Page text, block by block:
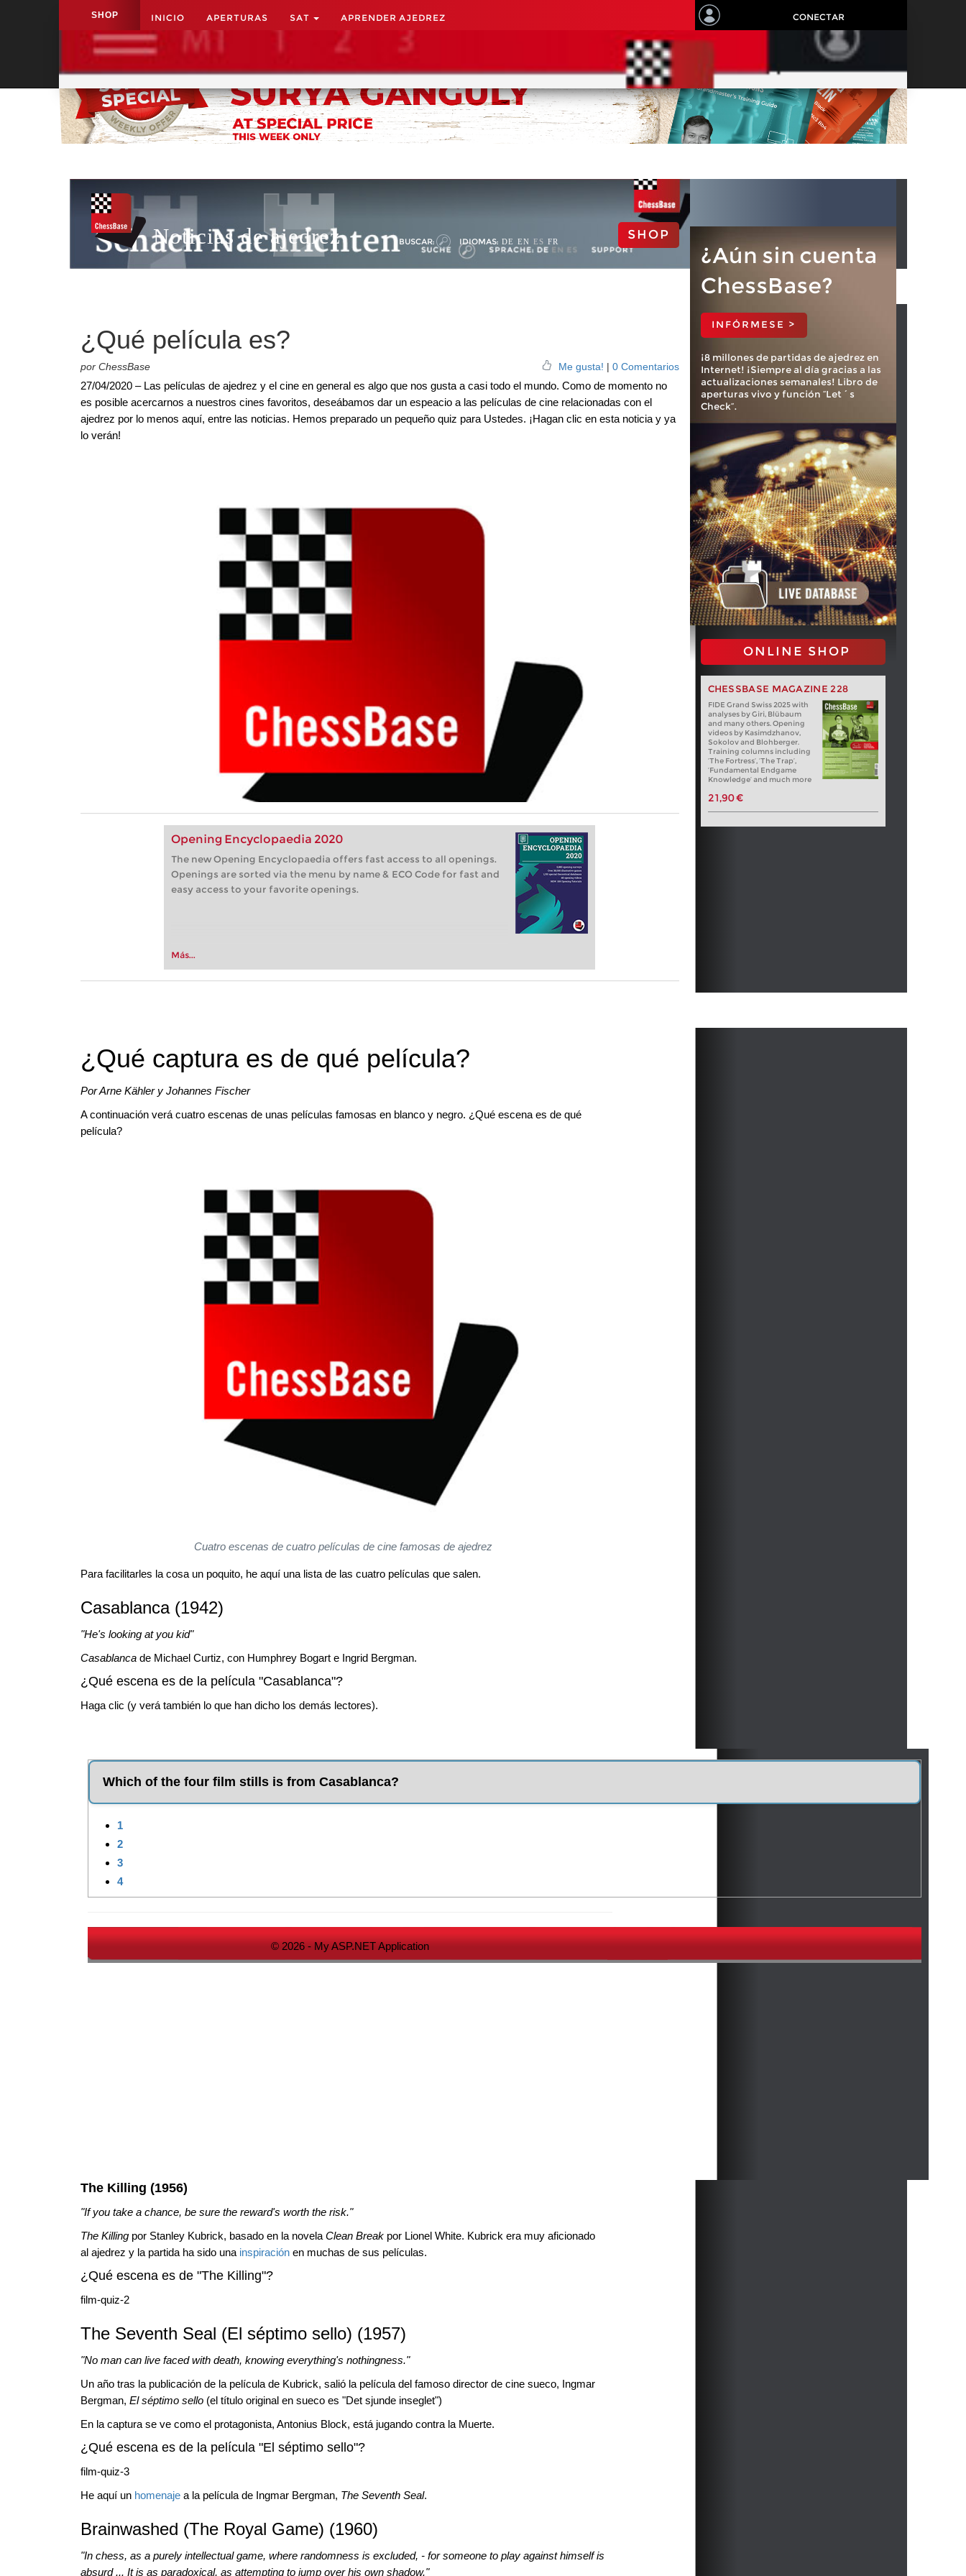
SHOP INICIO APERTURAS SAT APRENDER AJEDREZ CONECTAR
Noticias de ajedrez BUSCAR: IDIOMAS: DE EN ES FR SHOP
¿Qué película es?
por ChessBase Me gusta! | 0 Comentarios
27/04/2020 – Las películas de ajedrez y el cine en general es algo que nos gusta a casi todo el mundo. Como de momento no
es posible acercarnos a nuestros cines favoritos, deseábamos dar un espeacio a las películas de cine relacionadas con el
ajedrez por lo menos aquí, entre las noticias. Hemos preparado un pequeño quiz para Ustedes. ¡Hagan clic en esta noticia y ya
lo verán!
Opening Encyclopaedia 2020
The new Opening Encyclopaedia offers fast access to all openings.
Openings are sorted via the menu by name & ECO Code for fast and
easy access to your favorite openings.
Más...
¿Aún sin cuenta
ChessBase?
INFÓRMESE >
¡8 millones de partidas de ajedrez en
Internet! ¡Siempre al día gracias a las
actualizaciones semanales! Libro de
aperturas vivo y función “Let´s
Check”.
ONLINE SHOP
CHESSBASE MAGAZINE 228
FIDE Grand Swiss 2025 with
analyses by Giri, Blübaum
and many others. Opening
videos by Kasimdzhanov,
Sokolov and Blohberger.
Training columns including
‘The Fortress’, ‘The Trap’,
‘Fundamental Endgame
Knowledge’ and much more
21,90 €
¿Qué captura es de qué película?
Por Arne Kähler y Johannes Fischer
A continuación verá cuatro escenas de unas películas famosas en blanco y negro. ¿Qué escena es de qué
película?
Cuatro escenas de cuatro películas de cine famosas de ajedrez
Para facilitarles la cosa un poquito, he aquí una lista de las cuatro películas que salen.
Casablanca (1942)
"He's looking at you kid"
Casablanca de Michael Curtiz, con Humphrey Bogart e Ingrid Bergman.
¿Qué escena es de la película "Casablanca"?
Haga clic (y verá también lo que han dicho los demás lectores).
Application name
Which of the four film stills is from Casablanca?
1
2
3
4
© 2026 - My ASP.NET Application
The Killing (1956)
"If you take a chance, be sure the reward's worth the risk."
The Killing por Stanley Kubrick, basado en la novela Clean Break por Lionel White. Kubrick era muy aficionado
al ajedrez y la partida ha sido una inspiración en muchas de sus películas.
¿Qué escena es de "The Killing"?
film-quiz-2
The Seventh Seal (El séptimo sello) (1957)
"No man can live faced with death, knowing everything's nothingness."
Un año tras la publicación de la película de Kubrick, salió la película del famoso director de cine sueco, Ingmar
Bergman, El séptimo sello (el título original en sueco es "Det sjunde inseglet")
En la captura se ve como el protagonista, Antonius Block, está jugando contra la Muerte.
¿Qué escena es de la película "El séptimo sello"?
film-quiz-3
He aquí un homenaje a la película de Ingmar Bergman, The Seventh Seal.
Brainwashed (The Royal Game) (1960)
"In chess, as a purely intellectual game, where randomness is excluded, - for someone to play against himself is
absurd ... It is as paradoxical, as attempting to jump over his own shadow."